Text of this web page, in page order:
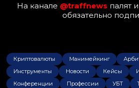
На канале @traffnews палят
обязательно
Криптовалюты Манимейкинг
Инструменты
Новости Кейсы
Конференции
Профессии УБТ